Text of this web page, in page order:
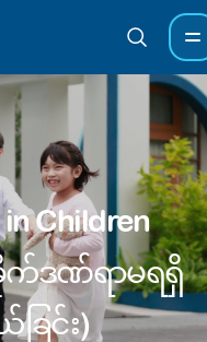
Children
က်ဒဏ်ရာမရရှိ
ြင်း)